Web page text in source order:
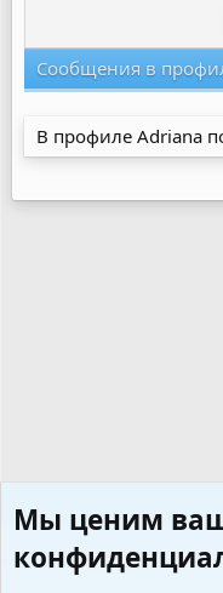
Сообщения в
В профиле Adriana
Мы ценим